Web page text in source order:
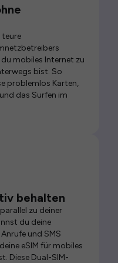
teure
mobiles Internet zu
bist. So
problemlos Karten,
das Surfen im
behalten
zu deiner
du deine
und SMS
eSIM für mobiles
Diese Dual-SIM-